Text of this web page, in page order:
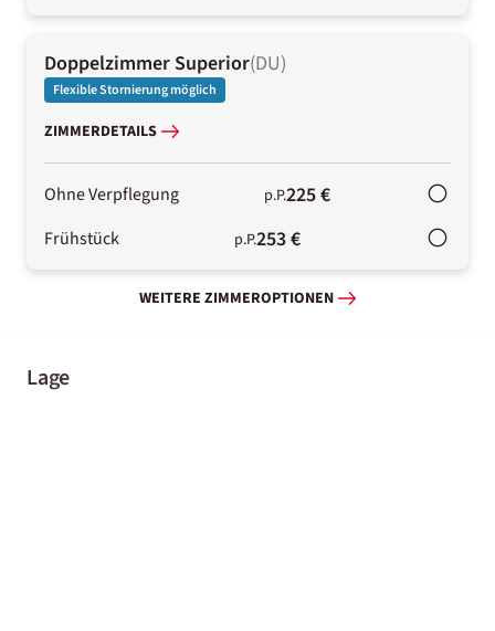
Doppelzimmer Superior(DU)
Flexible Stornierung möglich
ZIMMERDETAILS
Ohne Verpflegung p.P.225 €
Frühstück p.P.253 €
WEITERE ZIMMEROPTIONEN
Lage